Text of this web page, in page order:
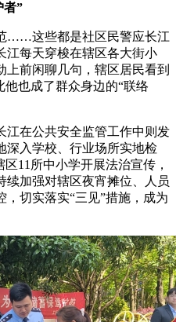
者”
……这些都是社区民警应长江
江每天穿梭在辖区各大街小
前闲聊几句，辖区居民看到
他也成了群众身边的“联络
江在公共安全监管工作中则发
深入学校、行业场所实地检
11所中小学开展法治宣传，
续加强对辖区夜宵摊位、人员
切实落实“三见”措施，成为